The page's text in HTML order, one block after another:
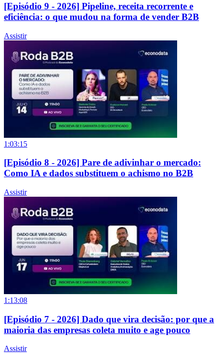
[Episódio 9 - 2026] Pipeline, receita recorrente e
eficiência: o que mudou na forma de vender B2B
Assistir
1:03:15
[Episódio 8 - 2026] Pare de adivinhar o mercado:
Como IA e dados substituem o achismo no B2B
Assistir
1:13:08
[Episódio 7 - 2026] Dado que vira decisão: por que a
maioria das empresas coleta muito e age pouco
Assistir